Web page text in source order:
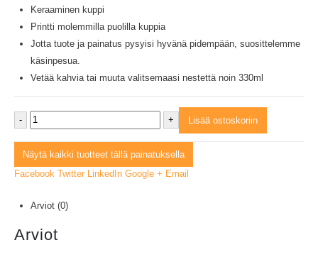
Keraaminen kuppi
Printti molemmilla puolilla kuppia
Jotta tuote ja painatus pysyisi hyvänä pidempään, suosittelemme
käsinpesua.
Vetää kahvia tai muuta valitsemaasi nestettä noin 330ml
- + Lisää ostoskoriin
Näytä kaikki tuotteet tällä painatuksella
Facebook Twitter LinkedIn Google + Email
Arviot (0)
Arviot